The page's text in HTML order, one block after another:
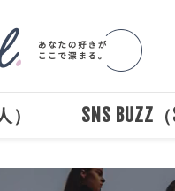
） SNS BUZZ